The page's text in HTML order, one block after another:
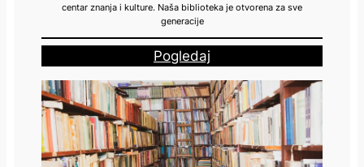
centar znanja i kulture. Naša biblioteka je otvorena za sve
generacije
Pogledaj